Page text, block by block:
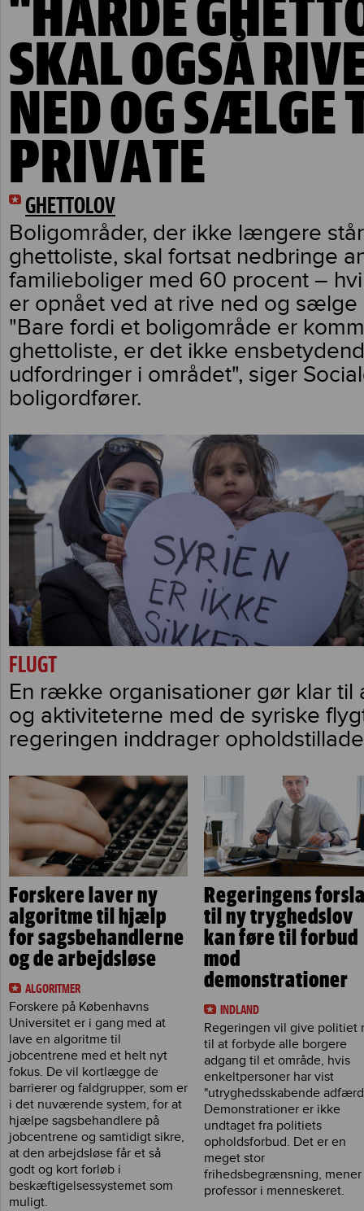
"HÅRDE
SKAL OGSÅ
NED OG SÆLGE
PRIVATE
GHETTOLOV
Boligområder, der ikke længere
ghettoliste, skal fortsat nedbringe
familieboliger med 60 procent –
er opnået ved at rive ned og sælge
"Bare fordi et boligområde er
ghettoliste, er det ikke
udfordringer i området", siger
boligordfører.
FLUGT
En række organisationer gør klar til
og aktiviteterne med de syriske
regeringen inddrager
Forskere laver ny
algoritme til hjælp
for sagsbehandlerne
og de arbejdsløse
ALGORITMER
Forskere på Københavns
Universitet er i gang med at
lave en algoritme til
jobcentrene med et helt nyt
fokus. De vil kortlægge de
barrierer og faldgrupper, som er
i det nuværende system, for at
hjælpe sagsbehandlere på
jobcentrene og samtidigt sikre,
at den arbejdsløse får et så
godt og kort forløb i
beskæftigelsessystemet som
muligt.
Regeringens
til ny tryghedslov
kan føre til forbud
mod
demonstrationer
INDLAND
Regeringen vil give politiet
til at forbyde alle borgere
adgang til et område, hvis
enkeltpersoner har vist
"utryghedsskabende
Demonstrationer er ikke
undtaget fra politiets
opholdsforbud. Det er en
meget stor
frihedsbegrænsning, mener
professor i menneskeret.